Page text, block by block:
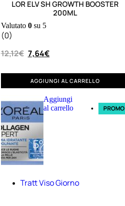
LOR ELV SH GROWTH BOOSTER
200ML
Valutato 0su 5
(0)
12,12€ 7,64€
AGGIUNGI AL CARRELLO
Aggiungi
al carrello
PROMO
Tratt Viso Giorno